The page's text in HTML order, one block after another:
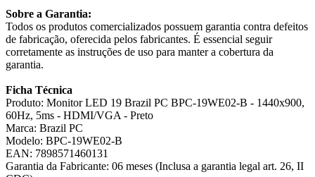
Sobre a Garantia:
Todos os produtos comercializados possuem garantia contra defeitos
de fabricação, oferecida pelos fabricantes. É essencial seguir
corretamente as instruções de uso para manter a cobertura da
garantia.
Ficha Técnica
Produto: Monitor LED 19 Brazil PC BPC-19WE02-B - 1440x900,
60Hz, 5ms - HDMI/VGA - Preto
Marca: Brazil PC
Modelo: BPC-19WE02-B
EAN: 7898571460131
Garantia da Fabricante: 06 meses (Inclusa a garantia legal art. 26, II